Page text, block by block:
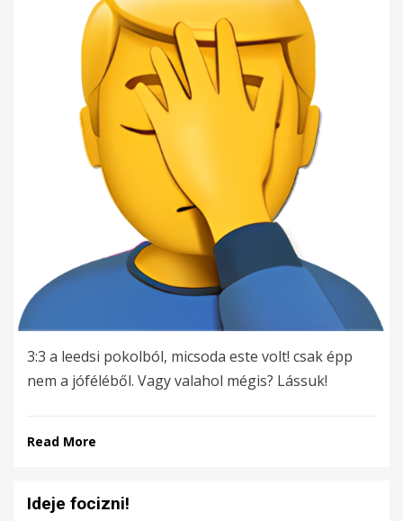
3:3 a leedsi pokolból, micsoda este volt! csak épp
nem a jóféléből. Vagy valahol mégis? Lássuk!
Read More
Ideje focizni!